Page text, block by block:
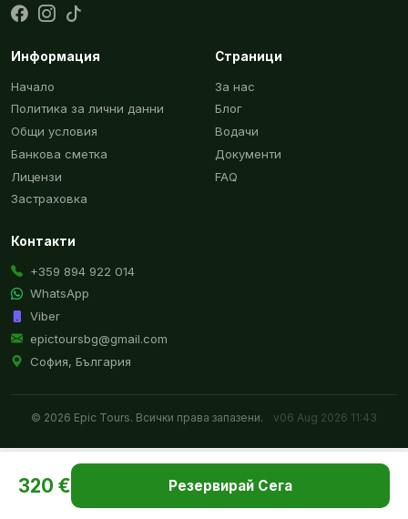
320 € Резервирай Сега
Информация
Начало
Политика за лични данни
Общи условия
Банкова сметка
Лицензи
Застраховка
Страници
За нас
Блог
Водачи
Документи
FAQ
Контакти
+359 894 922 014
WhatsApp
Viber
epictoursbg@gmail.com
София, България
© 2026 Epic Tours. Всички права запазени. v06 Aug 2026 11:43